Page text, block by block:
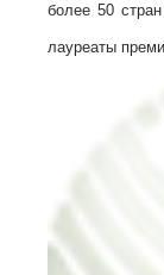
более 50
лауреаты